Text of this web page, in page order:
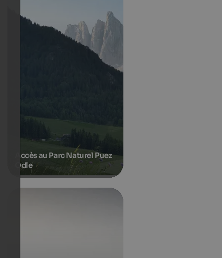
Accès au Parc Naturel Puez
Odle